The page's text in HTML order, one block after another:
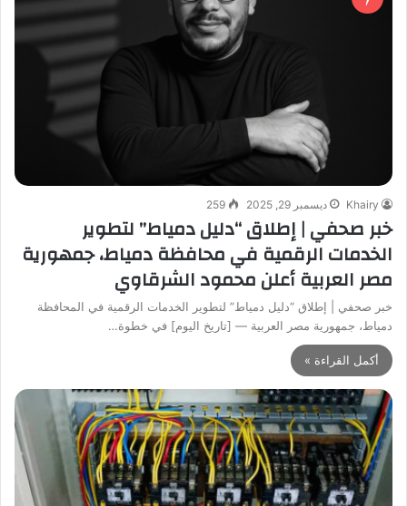
Khairy ديسمبر 29, 2025 259
خبر صحفي | إطلاق “دليل دمياط” لتطوير
الخدمات الرقمية في محافظة دمياط، جمهورية
مصر العربية أعلن محمود الشرقاوي
خبر صحفي | إطلاق “دليل دمياط” لتطوير الخدمات الرقمية في المحافظة
دمياط، جمهورية مصر العربية — [تاريخ اليوم] في خطوة…
أكمل القراءة »